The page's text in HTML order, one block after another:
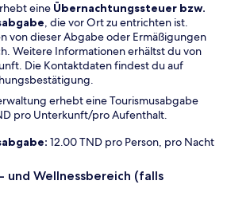
eine Übernachtungssteuer bzw.
, die vor Ort zu entrichten ist.
von dieser Abgabe oder Ermäßigungen
Weitere Informationen erhältst du von
Die Kontaktdaten findest du auf
erhebt eine Tourismusabgabe
pro Unterkunft/pro Aufenthalt.
12.00 TND pro Person, pro Nacht
und Wellnessbereich (falls